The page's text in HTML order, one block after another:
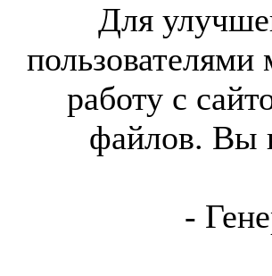
Для
работу с
файлов. Вы
-